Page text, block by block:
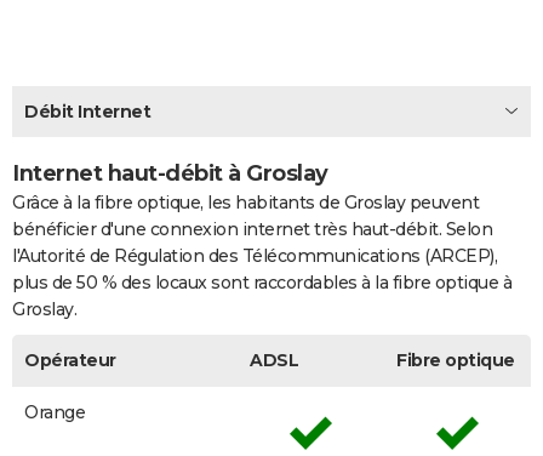
CARTE DE VOEUX
Carte de Noël
Carte Bonne année
Carte Saint-Valentin
Carte Pâques
Carte d'anniversaire
DICTIONNAIRE
PROGRAMME TV
COPAINS D'AVANT
S'inscrire
Se connecter
Lycées
Collèges
Primaires
Universités
Entreprises
Service militaire
Avis de recherche
AVIS DE DÉCÈS
FORUM
Débit Internet
Internet haut-débit à Groslay
Grâce à la fibre optique, les habitants de Groslay peuvent
bénéficier d'une connexion internet très haut-débit. Selon
l'Autorité de Régulation des Télécommunications (ARCEP),
plus de 50 % des locaux sont raccordables à la fibre optique à
Groslay.
Opérateur ADSL Fibre optique
Orange